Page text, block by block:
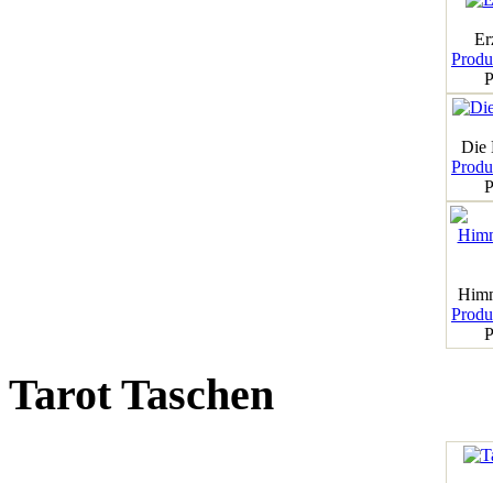
Die
Tarot Taschen